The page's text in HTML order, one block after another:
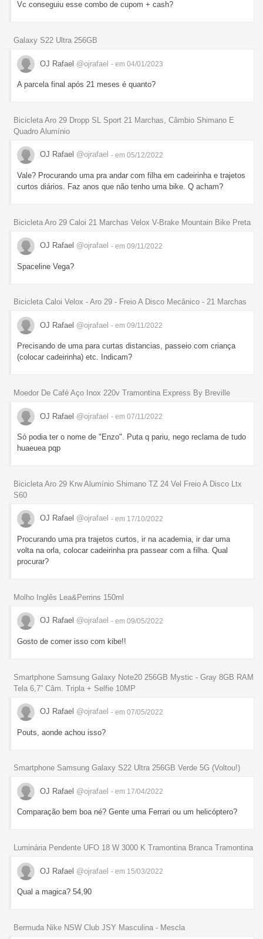
Vc conseguiu esse combo de cupom + cash?
Galaxy S22 Ultra 256GB
OJ Rafael @ojrafael - em 04/01/2023
A parcela final após 21 meses é quanto?
Bicicleta Aro 29 Dropp SL Sport 21 Marchas, Câmbio Shimano E
Quadro Alumínio
OJ Rafael @ojrafael - em 05/12/2022
Vale? Procurando uma pra andar com filha em cadeirinha e trajetos
curtos diários. Faz anos que não tenho uma bike. Q acham?
Bicicleta Aro 29 Caloi 21 Marchas Velox V-Brake Mountain Bike Preta
OJ Rafael @ojrafael - em 09/11/2022
Spaceline Vega?
Bicicleta Caloi Velox - Aro 29 - Freio A Disco Mecânico - 21 Marchas
OJ Rafael @ojrafael - em 09/11/2022
Precisando de uma para curtas distancias, passeio com criança
(colocar cadeirinha) etc. Indicam?
Moedor De Café Aço Inox 220v Tramontina Express By Breville
OJ Rafael @ojrafael - em 07/11/2022
Só podia ter o nome de "Enzo". Puta q pariu, nego reclama de tudo
huaeuea pqp
Bicicleta Aro 29 Krw Alumínio Shimano TZ 24 Vel Freio A Disco Ltx
S60
OJ Rafael @ojrafael - em 17/10/2022
Procurando uma pra trajetos curtos, ir na academia, ir dar uma
volta na orla, colocar cadeirinha pra passear com a filha. Qual
procurar?
Molho Inglês Lea&Perrins 150ml
OJ Rafael @ojrafael - em 09/05/2022
Gosto de comer isso com kibe!!
Smartphone Samsung Galaxy Note20 256GB Mystic - Gray 8GB RAM
Tela 6,7” Câm. Tripla + Selfie 10MP
OJ Rafael @ojrafael - em 07/05/2022
Pouts, aonde achou isso?
Smartphone Samsung Galaxy S22 Ultra 256GB Verde 5G (Voltou!)
OJ Rafael @ojrafael - em 17/04/2022
Comparação bem boa né? Gente uma Ferrari ou um helicóptero?
Luminária Pendente UFO 18 W 3000 K Tramontina Branca Tramontina
OJ Rafael @ojrafael - em 15/03/2022
Qual a magica? 54,90
Bermuda Nike NSW Club JSY Masculina - Mescla